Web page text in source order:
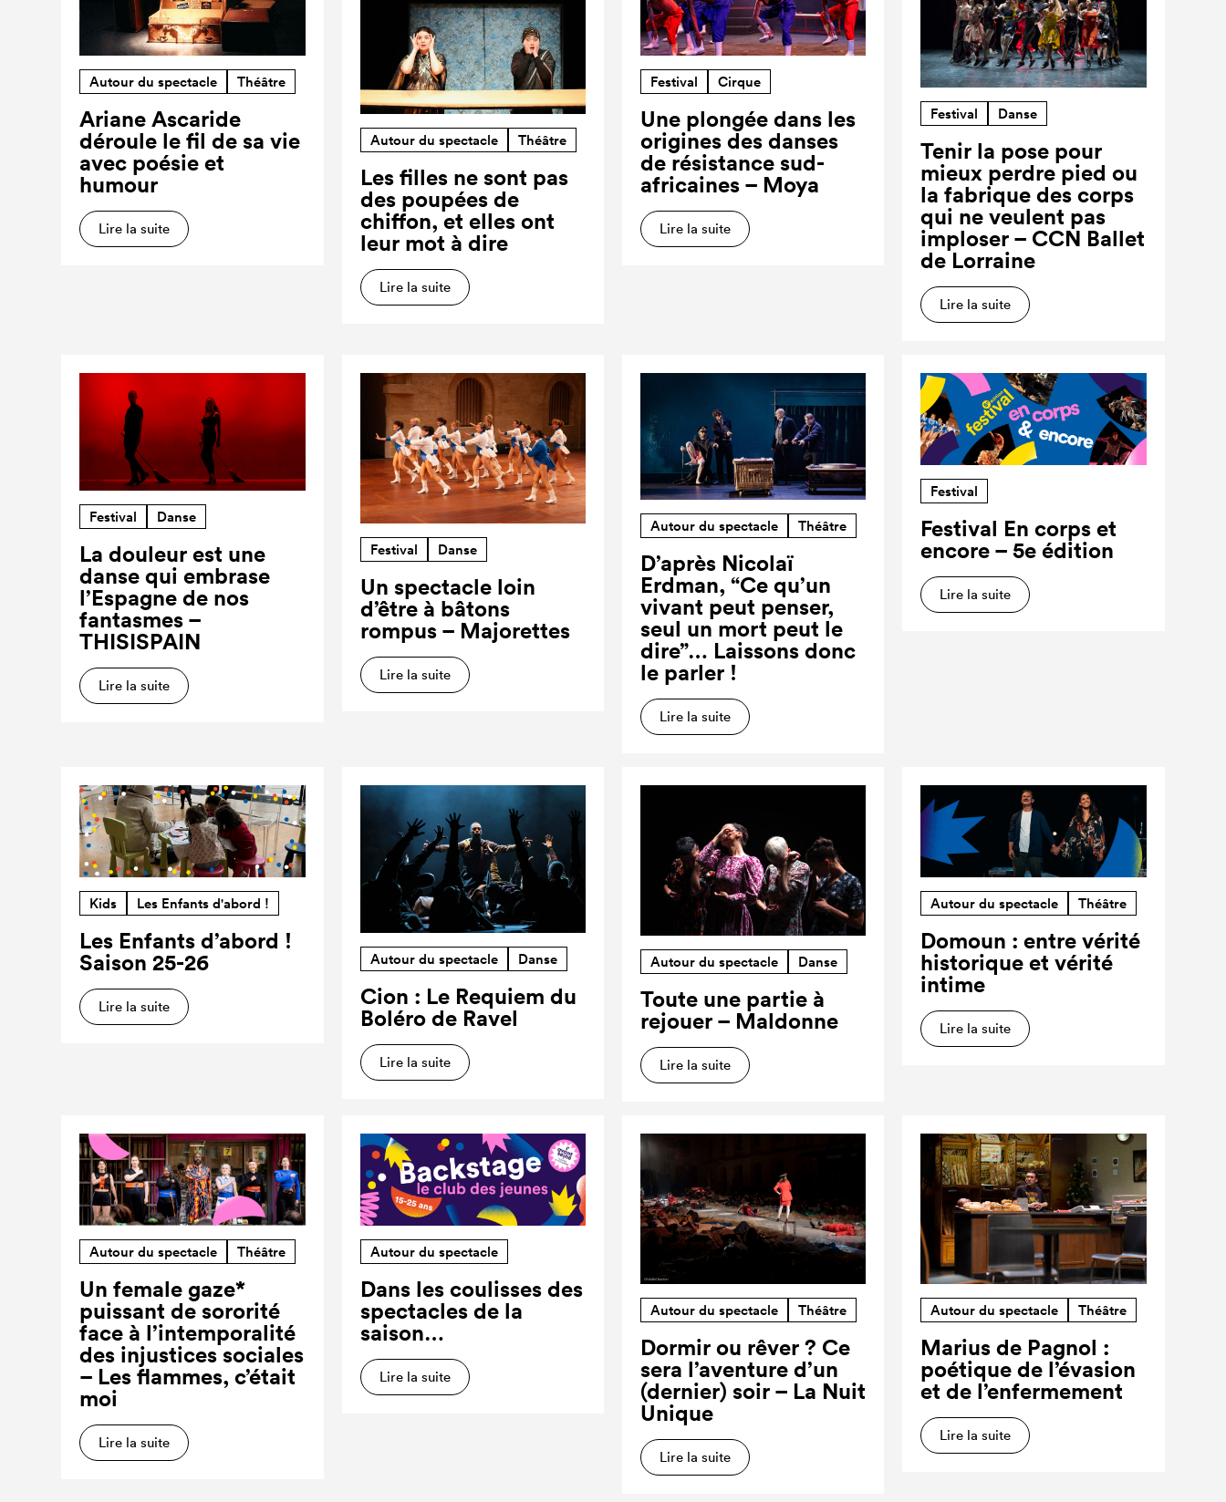
Autour du spectacle Théâtre
Ariane Ascaride
déroule le fil de sa vie
avec poésie et
humour
Lire la suite
Autour du spectacle Théâtre
Les filles ne sont pas
des poupées de
chiffon, et elles ont
leur mot à dire
Lire la suite
Festival Cirque
Une plongée dans les
origines des danses
de résistance sud-
africaines – Moya
Lire la suite
Festival Danse
Tenir la pose pour
mieux perdre pied ou
la fabrique des corps
qui ne veulent pas
imploser – CCN Ballet
de Lorraine
Lire la suite
Festival Danse
La douleur est une
danse qui embrase
l’Espagne de nos
fantasmes –
THISISPAIN
Lire la suite
Festival Danse
Un spectacle loin
d’être à bâtons
rompus – Majorettes
Lire la suite
Autour du spectacle Théâtre
D’après Nicolaï
Erdman, “Ce qu’un
vivant peut penser,
seul un mort peut le
dire”… Laissons donc
le parler !
Lire la suite
Festival
Festival En corps et
encore – 5e édition
Lire la suite
Kids Les Enfants d'abord !
Les Enfants d’abord !
Saison 25-26
Lire la suite
Autour du spectacle Danse
Cion : Le Requiem du
Boléro de Ravel
Lire la suite
Autour du spectacle Danse
Toute une partie à
rejouer – Maldonne
Lire la suite
Autour du spectacle Théâtre
Domoun : entre vérité
historique et vérité
intime
Lire la suite
Autour du spectacle Théâtre
Un female gaze*
puissant de sororité
face à l’intemporalité
des injustices sociales
– Les flammes, c’était
moi
Lire la suite
Autour du spectacle
Dans les coulisses des
spectacles de la
saison…
Lire la suite
Autour du spectacle Théâtre
Dormir ou rêver ? Ce
sera l’aventure d’un
(dernier) soir – La Nuit
Unique
Lire la suite
Autour du spectacle Théâtre
Marius de Pagnol :
poétique de l’évasion
et de l’enfermement
Lire la suite